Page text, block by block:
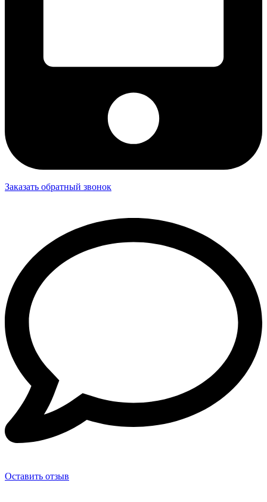
Заказать обратный звонок
Оставить отзыв